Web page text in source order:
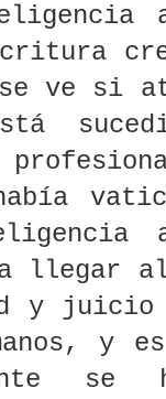
ve si
llegar
y juicio
y